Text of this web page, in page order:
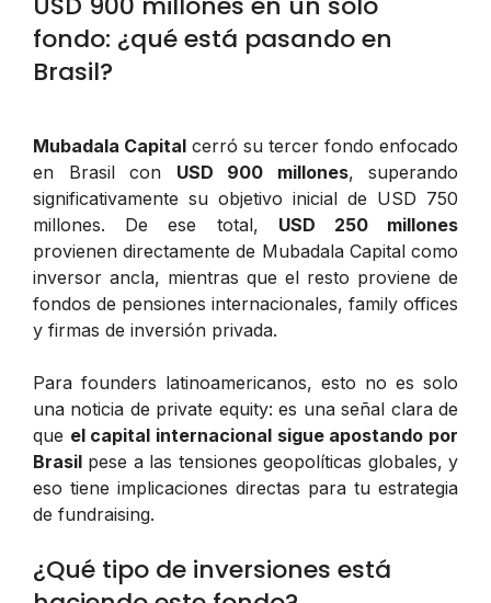
fondo: ¿qué está pasando en
Brasil?
Mubadala Capital cerró su tercer fondo enfocado
en Brasil con USD 900 millones, superando
significativamente su objetivo inicial de USD 750
millones. De ese total, USD 250 millones
provienen directamente de Mubadala Capital como
inversor ancla, mientras que el resto proviene de
fondos de pensiones internacionales, family offices
y firmas de inversión privada.
Para founders latinoamericanos, esto no es solo
una noticia de private equity: es una señal clara de
que el capital internacional sigue apostando por
Brasil pese a las tensiones geopolíticas globales, y
eso tiene implicaciones directas para tu estrategia
de fundraising.
¿Qué tipo de inversiones está